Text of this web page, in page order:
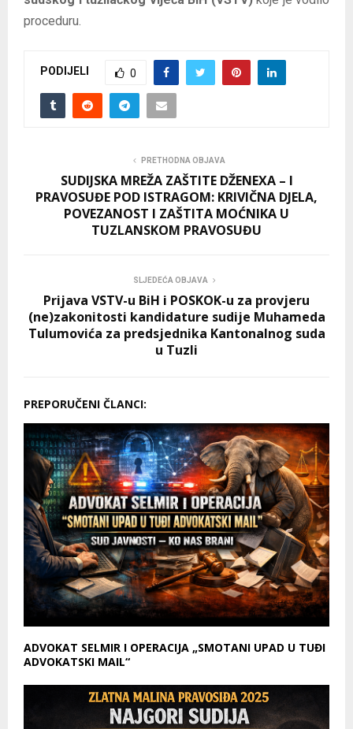
proceduru.
PODIJELI 0
PRETHODNA OBJAVA
SUDIJSKA MREŽA ZAŠTITE DŽENEXA – I
PRAVOSUĐE POD ISTRAGOM: KRIVIČNA DJELA,
POVEZANOST I ZAŠTITA MOĆNIKA U
TUZLANSKOM PRAVOSUĐU
SLJEDEĆA OBJAVA
Prijava VSTV-u BiH i POSKOK-u za provjeru
(ne)zakonitosti kandidature sudije Muhameda
Tulumovića za predsjednika Kantonalnog suda
u Tuzli
PREPORUČENI ČLANCI:
ADVOKAT SELMIR I OPERACIJA „SMOTANI UPAD U TUĐI
ADVOKATSKI MAIL“